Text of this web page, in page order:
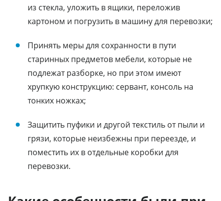
из стекла, уложить в ящики, переложив
картоном и погрузить в машину для перевозки;
Принять меры для сохранности в пути
старинных предметов мебели, которые не
подлежат разборке, но при этом имеют
хрупкую конструкцию: сервант, консоль на
тонких ножках;
Защитить пуфики и другой текстиль от пыли и
грязи, которые неизбежны при переезде, и
поместить их в отдельные коробки для
перевозки.